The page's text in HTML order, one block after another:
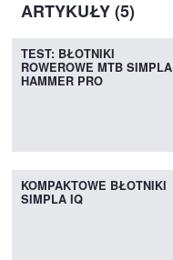
ARTYKUŁY (5)
TEST: BŁOTNIKI
ROWEROWE MTB SIMPLA
HAMMER PRO
KOMPAKTOWE BŁOTNIKI
SIMPLA IQ